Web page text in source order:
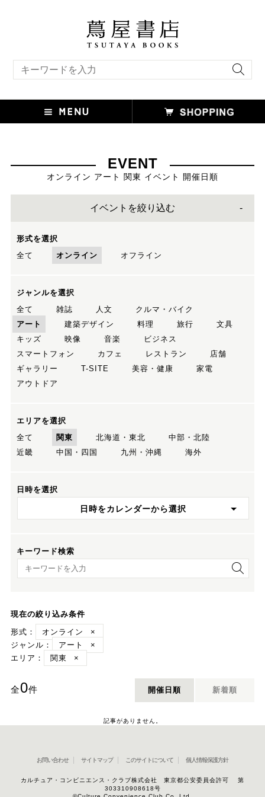
EVENT
オンライン アート 関東 イベント 開催日順
イベントを絞り込む
形式を選択
全て
オンライン オフライン
ジャンルを選択
全て
雑誌 人文
クルマ・バイク
アート
建築デザイン 料理 旅行
文具
キッズ
映像 音楽
ビジネス
スマートフォン
カフェ レストラン
店舗
ギャラリー
T-SITE 美容・健康
家電
アウトドア
エリアを選択
全て
関東 北海道・東北
中部・北陸
近畿
中国・四国 九州・沖縄 海外
日時を選択
日時をカレンダーから選択
キーワード検索
キーワード検索
現在の絞り込み条件
形式：
オンライン
×
ジャンル：
アート
×
エリア：
関東 ×
全0件 開催日順 新着順
記事がありません。
お問い合わせ サイトマップ このサイトについて 個人情報保護方針
カルチュア・コンビニエンス・クラブ株式会社 東京都公安委員会許可 第
303310908618号